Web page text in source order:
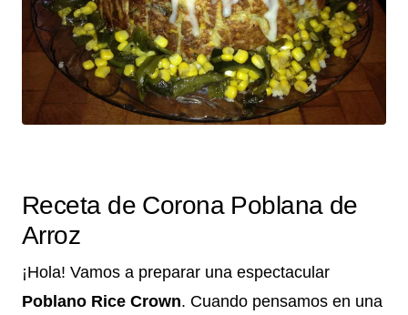
Receta de Corona Poblana de
Arroz
¡Hola! Vamos a preparar una espectacular
Poblano Rice Crown. Cuando pensamos en una